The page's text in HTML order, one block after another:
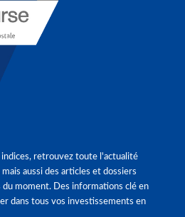
retrouvez toute l'actualité
aussi des articles et dossiers
du moment. Des informations clé en
dans tous vos investissements en